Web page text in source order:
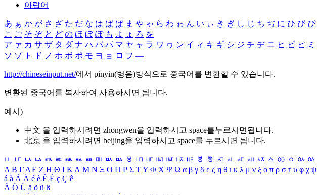
아랍어
あ ぁ か が さ ざ た だ な は ば ぱ ま や ゃ ら わ ゎ ん い ぃ き ぎ し じ ち ぢ に ひ び ぴ
こ ご そ ぞ と ど の ほ ぼ ぽ も よ ょ ろ を
ア ァ カ サ ザ タ ダ ナ ハ バ パ マ ヤ ャ ラ ワ ヮ ン イ ィ キ ギ シ ジ チ ヂ ニ ヒ ビ ピ ミ
ソ ゾ ト ド ノ ホ ボ ポ モ ヨ ョ ロ ヲ ―
http://chineseinput.net/에서 pinyin(병음)방식으로 중국어를 변환할 수 있습니다.
변환된 중국어를 복사하여 사용하시면 됩니다.
예시)
中文 을 입력하시려면 zhongwen을 입력하시고 space를누르시면됩니다.
北京 을 입력하시려면 beijing을 입력하시고 space를 누르시면 됩니다.
ㅥ ㅦ ㅧ ㅨ ㅩ ㅪ ㅫ ㅬ ㅭ ㅮ ㅯ ㅰ ㅱ ㅲ ㅳ ㅴ ㅵ ㅶ ㅷ ㅸ ㅹ ㅺ ㅻ ㅼ ㅽ ㅾ ㅿ ㆀ ㆁ ㆂ ㆃ
Α Β ΓΔ Ε Ζ Η Θ Ι ΚΛ Μ Ν Ξ Ο Π Ρ Σ ΤΥ Φ Χ Ψ Ω α β γ δ ε ζ η θ ι κ λ μ ν ξ ο π ρ σ τ υ φ χ ψ
á à Á À é è É È ç Ç ê
Ä Ö Ü ä ö ü ß